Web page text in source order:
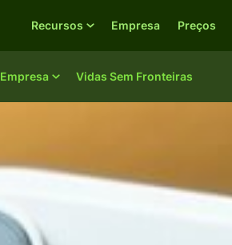
Empresa Vidas Sem Fronteiras
Recursos Empresa Preços